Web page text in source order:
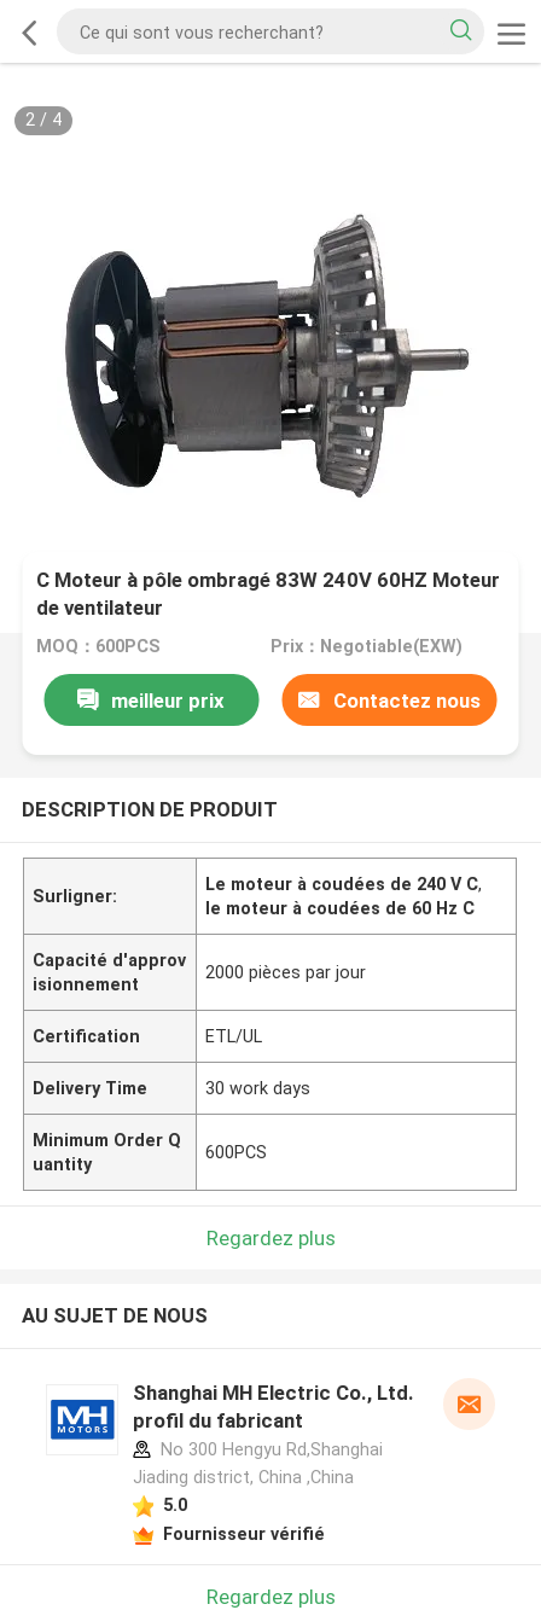
2/ 4
C Moteur à pôle ombragé 83W 240V 60HZ Moteur
de ventilateur
MOQ：600PCS Prix：Negotiable(EXW)
meilleur prix Contactez nous
DESCRIPTION DE PRODUIT
Surligner:
Le moteur à coudées de 240 V C,
le moteur à coudées de 60 Hz C
Capacité d'approv
isionnement
2000 pièces par jour
Certification ETL/UL
Delivery Time 30 work days
Minimum Order Q
uantity
600PCS
Regardez plus
AU SUJET DE NOUS
Shanghai MH Electric Co., Ltd.
profil du fabricant
No 300 Hengyu Rd,Shanghai
Jiading district, China ,China
5.0
Fournisseur vérifié
Regardez plus